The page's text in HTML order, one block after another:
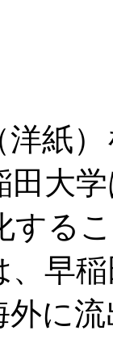
紙
田大
する
早
外に